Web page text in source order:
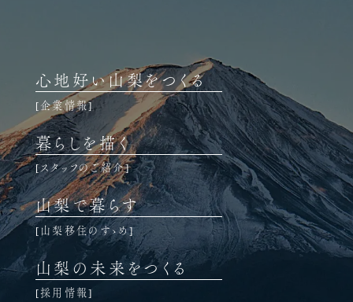
心地好い山梨をつくる
企業情報
暮らしを描く
スタッフのご紹介
山梨で暮らす
山梨移住のすゝめ
山梨の未来をつくる
採用情報